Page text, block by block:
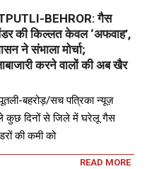
BEHROR: गैस
की किल्लत केवल ‘अफवाह’,
ने संभाला मोर्चा;
करने वालों की अब खैर
बहरोड़/सच पत्रिका न्यूज़
कुछ दिनों से जिले में घरेलू गैस
की कमी को
READ MORE